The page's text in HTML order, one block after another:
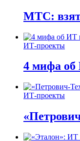
МТС:
ИТ-проекты
4 мифа об
ИТ-проекты